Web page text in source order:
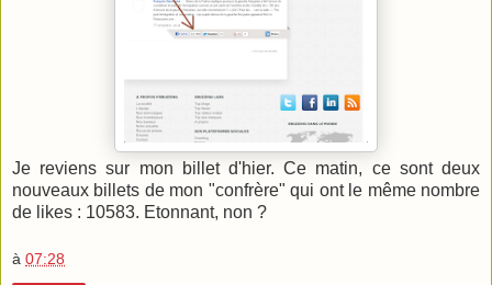
Je reviens sur mon billet d'hier. Ce matin, ce sont deux
nouveaux billets de mon "confrère" qui ont le même nombre
de likes : 10583. Etonnant, non ?
à 07:28